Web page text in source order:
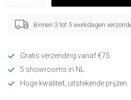
Binnen 3 tot 5 werkdagen
Gratis verzending vanaf €75
5 showrooms in NL
Hoge kwaliteit, uitstekende prijzen